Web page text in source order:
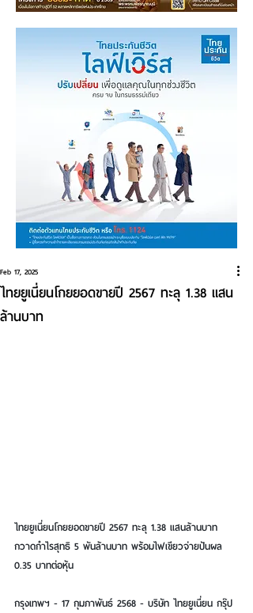
ไทยยูเนี่ยนโกยยอดขายปี 2567 ทะลุ 1.38 แสน
ล้านบาท
Feb 17, 2025
ไทยยูเนี่ยนโกยยอดขายปี 2567 ทะลุ 1.38 แสนล้านบาท
กวาดกำไรสุทธิ 5 พันล้านบาท พร้อมไฟเขียวจ่ายปันผล
0.35 บาทต่อหุ้น
กรุงเทพฯ - 17 กุมภาพันธ์ 2568 - บริษัท ไทยยูเนี่ยน กรุ๊ป